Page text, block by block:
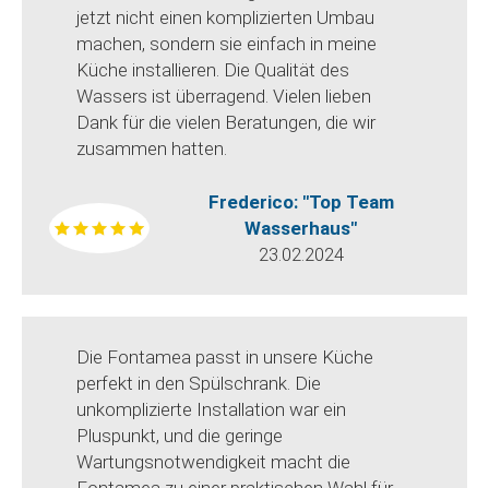
jetzt nicht einen komplizierten Umbau
machen, sondern sie einfach in meine
Küche installieren. Die Qualität des
Wassers ist überragend. Vielen lieben
Dank für die vielen Beratungen, die wir
zusammen hatten.
Frederico: "Top Team
Wasserhaus"
23.02.2024
Die Fontamea passt in unsere Küche
perfekt in den Spülschrank. Die
unkomplizierte Installation war ein
Pluspunkt, und die geringe
Wartungsnotwendigkeit macht die